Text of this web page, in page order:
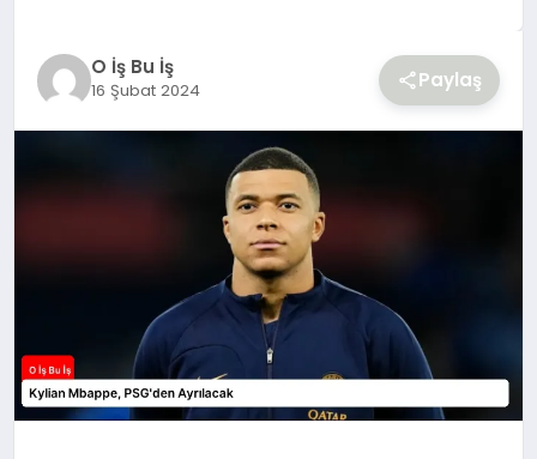
SPOR
YAŞAM
O İş Bu İş
16 Şubat 2024 Paylaş